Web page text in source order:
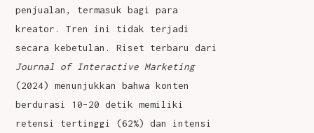
penjualan, termasuk bagi para
kreator. Tren ini tidak terjadi
secara kebetulan. Riset terbaru dari
Journal of Interactive Marketing
(2024) menunjukkan bahwa konten
berdurasi 10–20 detik memiliki
retensi tertinggi (62%) dan intensi